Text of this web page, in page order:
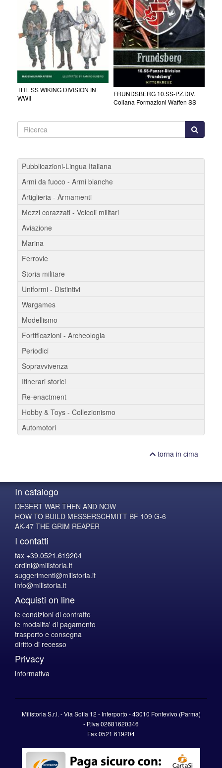
THE SS WIKING DIVISION IN
WWII
FRUNDSBERG 10.SS-PZ.DIV.
Collana Formazioni Waffen SS
Pubblicazioni-Lingua Italiana
Armi da fuoco - Armi bianche
Artiglieria - Armamenti
Mezzi corazzati - Veicoli militari
Aviazione
Marina
Ferrovie
Storia militare
Uniformi - Distintivi
Wargames
Modellismo
Fortificazioni - Archeologia
Periodici
Sopravvivenza
Itinerari storici
Re-enactment
Hobby & Toys - Collezionismo
Automotori
torna in cima
In catalogo
DESERT WAR THEN AND NOW
HOW TO BUILD MESSERSCHMITT BF 109 G-6
AK-47 THE GRIM REAPER
I contatti
fax +39.0521.619204
ordini@milistoria.it
suggerimenti@milistoria.it
info@milistoria.it
Acquisti on line
le condizioni di contratto
le modalita' di pagamento
trasporto e consegna
diritto di recesso
Privacy
informativa
Milistoria S.r.l. - Via Sofia 12 - Interporto - 43010 Fontevivo (Parma)
- P.Iva02681620346
Fax 0521 619204